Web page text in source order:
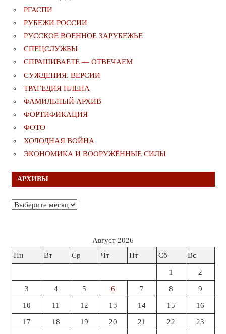
РГАСПИ
РУБЕЖИ РОССИИ
РУССКОЕ ВОЕННОЕ ЗАРУБЕЖЬЕ
СПЕЦСЛУЖБЫ
СПРАШИВАЕТЕ — ОТВЕЧАЕМ
СУЖДЕНИЯ. ВЕРСИИ
ТРАГЕДИЯ ПЛЕНА
ФАМИЛЬНЫЙ АРХИВ
ФОРТИФИКАЦИЯ
ФОТО
ХОЛОДНАЯ ВОЙНА
ЭКОНОМИКА И ВООРУЖЁННЫЕ СИЛЫ
АРХИВЫ
Архивы
Август 2026
Пн
Вт Ср Чт Пт Сб Вс
1 2
3 4 5 6 7 8 9
10 11 12 13 14 15 16
17 18 19 20 21 22 23